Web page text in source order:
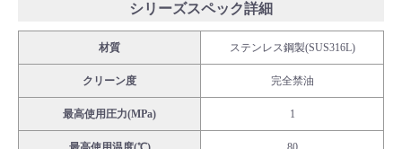
採用情報
シリーズスペック詳細
材質 ステンレス鋼製(SUS316L)
クリーン度 完全禁油
最高使用圧力(MPa) 1